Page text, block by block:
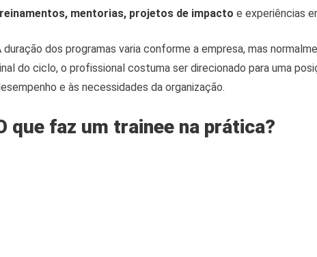
mentorias, projetos de impacto e experiências
duração dos programas varia conforme a empresa, mas
do ciclo, o profissional costuma ser direcionado para uma
e às necessidades da organização.
que faz um trainee na prática?